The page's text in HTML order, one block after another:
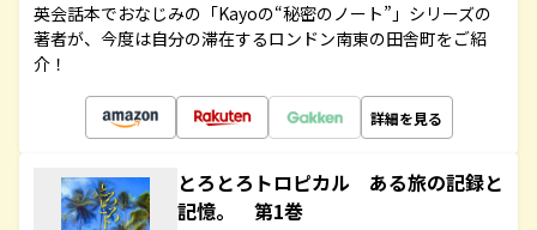
英会話本でおなじみの「Kayoの“秘密のノート”」シリーズの
著者が、今度は自分の滞在するロンドン南東の田舎町をご紹
介！
詳細を見る
とろとろトロピカル ある旅の記録と
記憶。 第1巻